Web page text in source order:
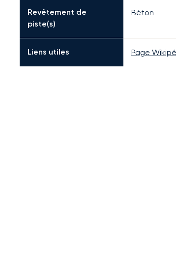
Revêtement de
piste(s)
Béton
Liens utiles Page